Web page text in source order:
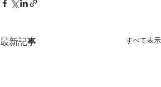
最新記事 すべて表示